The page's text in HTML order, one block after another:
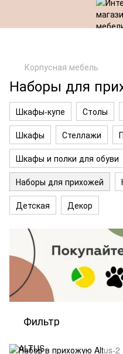
Корпусная мебель
Наборы для
Шкафы-купе Столы
Шкафы
Стеллажи
Шкафы и полки для обуви
Наборы для прихожей
Детская
Декор
Фильтр